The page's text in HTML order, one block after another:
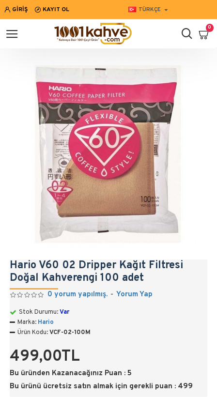
GIRIŞ KAYIT OL TÜRKÇE
0
Hario V60 02 Dripper Kağıt Filtresi
Doğal Kahverengi 100 adet
0 yorum yapılmış. - Yorum Yap
499,00TL
Bu üründen Kazanacağınız Puan : 5
Bu ürünü ücretsiz satın almak için gerekli puan : 499
Stok Durumu:Var
Marka: Hario
Ürün Kodu:VCF-02-100M